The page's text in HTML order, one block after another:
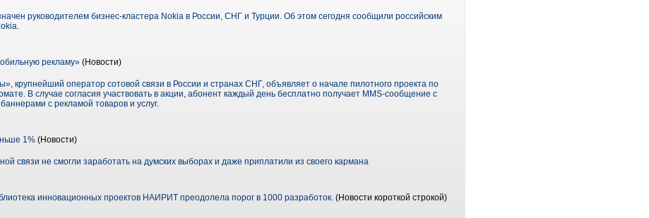
руководителем бизнес-кластера Nokia в России, СНГ и Турции. Об этом сегодня сообщили российским
рекламу» (Новости)
крупнейший оператор сотовой связи в России и странах СНГ, объявляет о начале пилотного проекта по
В случае согласия участвовать в акции, абонент каждый день бесплатно получает MMS-сообщение с
с рекламой товаров и услуг.
1% (Новости)
связи не смогли заработать на думских выборах и даже приплатили из своего кармана
инновационных проектов НАИРИТ преодолела порог в 1000 разработок. (Новости короткой строкой)